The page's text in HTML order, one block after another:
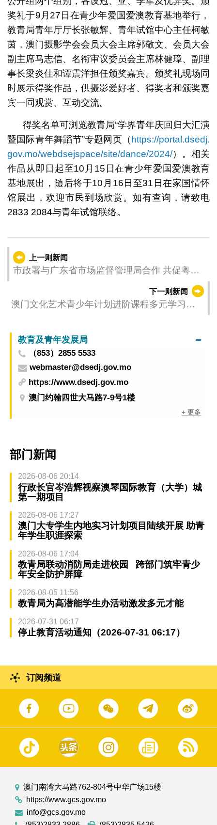
奖礼于9月27日在青少年爱国爱澳教育基地举行，
教青局青年厅厅长张敏辉、青年试馆中心主任柯敏
茵，澳门摄影学会会员大会主席郭敬文、会员大会
副主席马志信、名衔审议委员会主席林健璋、副理
事长梁炎佳和谭震洋担任颁奖嘉宾。颁奖礼现场同
时展示得奖作品，供摄影爱好者、得奖者和颁奖嘉
宾一同观赏、互动交流。
得奖名单可浏览教青局“学界青年庆回归大汇演
暨国际青年舞蹈节”专题网页（ https://portal.dsedj.
gov.mo/webdsejspace/site/dance/2024/）。相关
作品从即日起至10月15日在青少年爱国爱澳教育
基地展出，随后将于10月16日至31日在家国情怀
馆展出，欢迎市民到场欣赏。如有查询，请致电
2833 2084与青年试馆联络。
上一则新闻
市政署与广东省市场监督管理局合作 共促粤澳
下一则新闻
澳门文化艺术青少年计划进阶课程多元学习扩
教育及青年发展局
（853）2855 5533
webmaster@dsedj.gov.mo
https://www.dsedj.gov.mo
澳门约翰四世大马路7-9号1楼
+ 更多
部门新闻
2026-08-06 20:14
行政长官岑浩辉视察澳琴国际教育（大学）城
第一期项目
2026-08-06 17:27
澳门大专学生内地实习计划项目陆续开展 助青
年学生职涯探索
2026-08-06 17:04
教青局联动消防局走进校园 跨部门筑牢青少
年安全防护屏障
2026-08-05 11:56
教青局为高潜能学生办活动激发多元才能
2026-07-31 06:17
停止教育活动通知（2026-07-31 06:17）
订阅频道
澳门南湾大马路762-804号中华广场15楼
https://www.gcs.gov.mo
info@gcs.gov.mo